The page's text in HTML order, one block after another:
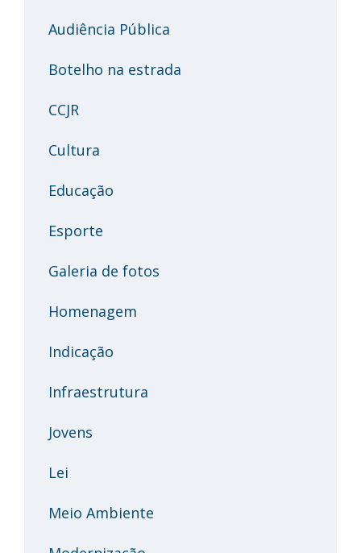
Audiência Pública
Botelho na estrada
CCJR
Cultura
Educação
Esporte
Galeria de fotos
Homenagem
Indicação
Infraestrutura
Jovens
Lei
Meio Ambiente